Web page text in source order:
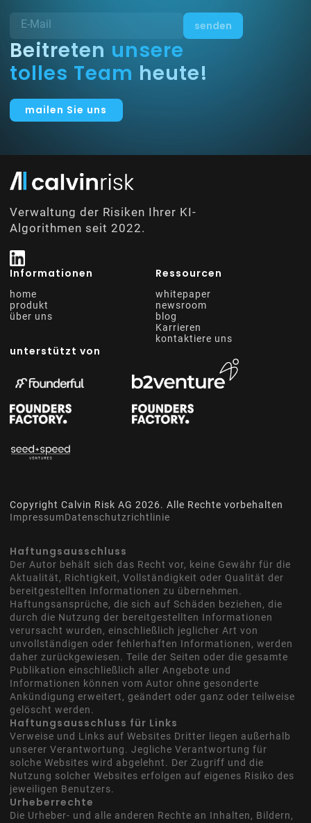
Beitreten unsere
tolles Team heute!
mailen Sie uns
Verwaltung der Risiken Ihrer KI-
Algorithmen seit 2022.
Informationen
home
produkt
über uns
Ressourcen
whitepaper
newsroom
blog
Karrieren
kontaktiere uns
unterstützt von
Copyright Calvin Risk AG 2026. Alle Rechte vorbehalten
ImpressumDatenschutzrichtlinie
Haftungsausschluss
Der Autor behält sich das Recht vor, keine Gewähr für die
Aktualität, Richtigkeit, Vollständigkeit oder Qualität der
bereitgestellten Informationen zu übernehmen.
Haftungsansprüche, die sich auf Schäden beziehen, die
durch die Nutzung der bereitgestellten Informationen
verursacht wurden, einschließlich jeglicher Art von
unvollständigen oder fehlerhaften Informationen, werden
daher zurückgewiesen. Teile der Seiten oder die gesamte
Publikation einschließlich aller Angebote und
Informationen können vom Autor ohne gesonderte
Ankündigung erweitert, geändert oder ganz oder teilweise
gelöscht werden.
Haftungsausschluss für Links
Verweise und Links auf Websites Dritter liegen außerhalb
unserer Verantwortung. Jegliche Verantwortung für
solche Websites wird abgelehnt. Der Zugriff und die
Nutzung solcher Websites erfolgen auf eigenes Risiko des
jeweiligen Benutzers.
Urheberrechte
Die Urheber- und alle anderen Rechte an Inhalten, Bildern,